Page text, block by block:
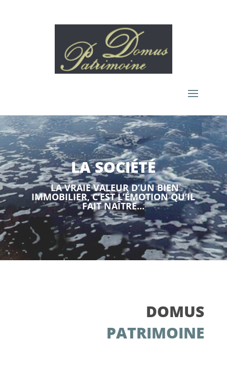
LA SOCIÉTÉ
LA VRAIE VALEUR D’UN BIEN
IMMOBILIER, C’EST L’ÉMOTION QU’IL
FAIT NAÎTRE…
DOMUS
PATRIMOINE